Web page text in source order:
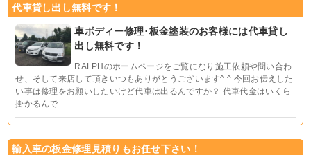
代車貸し出し無料です！
車ボディー修理･板金塗装のお客様には代車貸し
出し無料です！
RALPHのホームページをご覧になり施工依頼や問い合わ
せ、そして来店して頂きいつもありがとうございます^ ^ 今回お伝えした
い事は修理をお願いしたいけど代車は出るんですか？ 代車代金はいくら
掛かるんで
輸入車の板金修理見積りもお任せ下さい！